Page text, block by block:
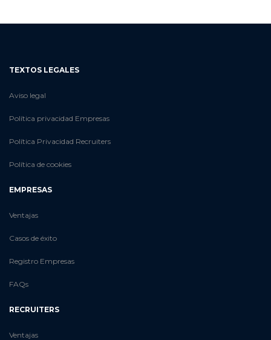
TEXTOS LEGALES
Aviso legal
Política privacidad Empresas
Política Privacidad Recruiters
Política de cookies
EMPRESAS
Ventajas
Casos de éxito
Registro Empresas
FAQs
RECRUITERS
Ventajas